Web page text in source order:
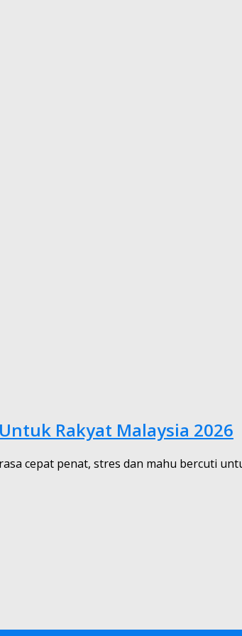
Rakyat Malaysia 2026
cepat penat, stres dan mahu bercuti